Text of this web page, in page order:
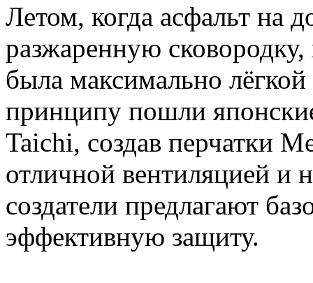
Летом, когда асфальт на
разжаренную
была максимально
принципу пошли
Taichi, создав перчатки
отличной вентиляцией и
создатели предлагают
эффективную защиту.